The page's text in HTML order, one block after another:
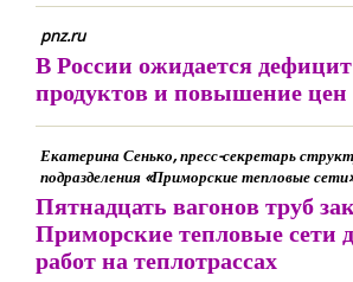
pnz.ru
В России ожидается
продуктов и повышение цен
Екатерина Сенько, пресс-секретарь
подразделения «Приморские тепловые
Пятнадцать вагонов труб
Приморские тепловые сети
работ на теплотрассах